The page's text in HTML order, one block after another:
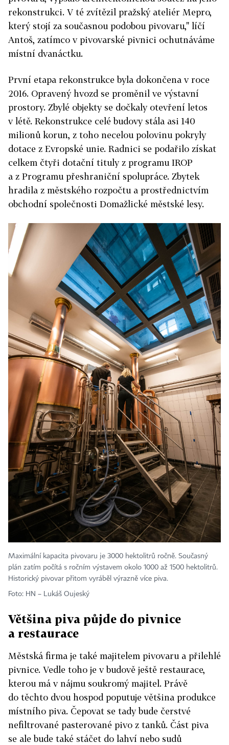
rekonstrukci. V té zvítězil pražský ateliér Mepro,
který stojí za současnou podobou pivovaru," líčí
Antoš, zatímco v pivovarské pivnici ochutnáváme
místní dvanáctku.
První etapa rekonstrukce byla dokončena v roce
2016. Opravený hvozd se proměnil ve výstavní
prostory. Zbylé objekty se dočkaly otevření letos
v létě. Rekonstrukce celé budovy stála asi 140
milionů korun, z toho necelou polovinu pokryly
dotace z Evropské unie. Radnici se podařilo získat
celkem čtyři dotační tituly z programu IROP
a z Programu přeshraniční spolupráce. Zbytek
hradila z městského rozpočtu a prostřednictvím
obchodní společnosti Domažlické městské lesy.
Maximální kapacita pivovaru je 3000 hektolitrů ročně. Současný
plán zatím počítá s ročním výstavem okolo 1000 až 1500 hektolitrů.
Historický pivovar přitom vyráběl výrazně více piva.
Foto: HN – Lukáš Oujeský
Většina piva půjde do pivnice
a restaurace
Městská firma je také majitelem pivovaru a přilehlé
pivnice. Vedle toho je v budově ještě restaurace,
kterou má v nájmu soukromý majitel. Právě
do těchto dvou hospod poputuje většina produkce
místního piva. Čepovat se tady bude čerstvé
nefiltrované pasterované pivo z tanků. Část piva
se ale bude také stáčet do lahví nebo sudů